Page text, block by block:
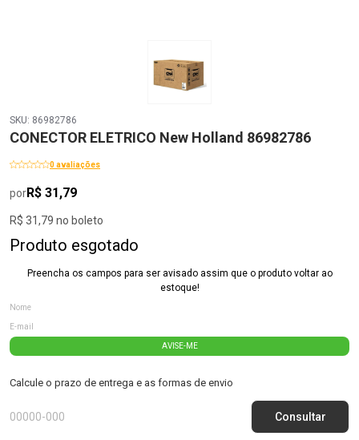
SKU: 86982786
CONECTOR ELETRICO New Holland 86982786
0 avaliações
porR$ 31,79
R$ 31,79 no boleto
Produto esgotado
Preencha os campos para ser avisado assim que o produto voltar ao
estoque!
AVISE-ME
Calcule o prazo de entrega e as formas de envio